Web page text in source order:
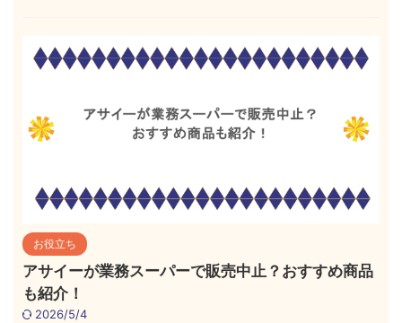
お役立ち
アサイーが業務スーパーで販売中止？おすすめ商品
も紹介！
2026/5/4